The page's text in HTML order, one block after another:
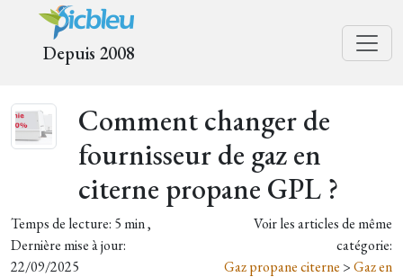
Depuis 2008
Comment changer de
fournisseur de gaz en
citerne propane GPL ?
Temps de lecture: 5 min ,
Dernière mise à jour:
22/09/2025
Voir les articles de même
catégorie:
Gaz propane citerne >Gaz en